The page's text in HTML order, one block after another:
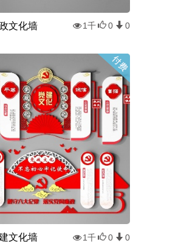
文化墙 1千 0 0
文化墙 1千 0 0